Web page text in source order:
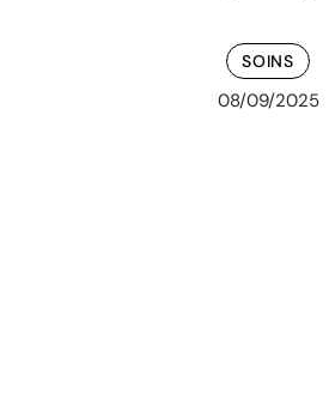
SOINS
08/09/2025